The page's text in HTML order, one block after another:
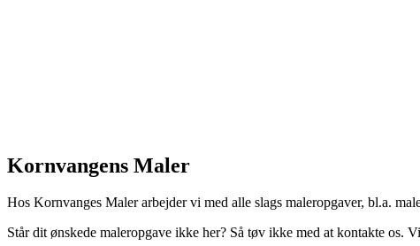
Kornvangens Maler
Hos Kornvanges Maler arbejder vi med alle slags maleropgaver, bl.a.
Står dit ønskede maleropgave ikke her? Så tøv ikke med at kontakte os.